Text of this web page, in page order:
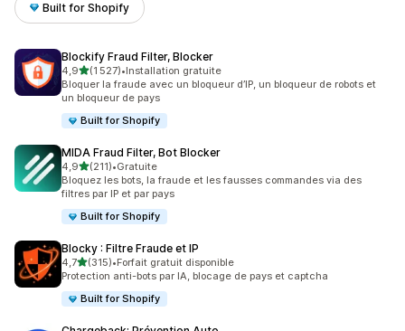
Built for Shopify
Blockify Fraud Filter, Blocker
4,9étoile(s) sur 5
(1 527)
1527 avis au total
•Installation gratuite
Bloquer la fraude avec un bloqueur d’IP, un bloqueur de robots et
un bloqueur de pays
Built for Shopify
MIDA Fraud Filter, Bot Blocker
4,9étoile(s) sur 5
(211)
211 avis au total
•Gratuite
Bloquez les bots, la fraude et les fausses commandes via des
filtres par IP et par pays
Built for Shopify
Blocky : Filtre Fraude et IP
4,7étoile(s) sur 5
(315)
315 avis au total
•Forfait gratuit disponible
Protection anti-bots par IA, blocage de pays et captcha
Built for Shopify